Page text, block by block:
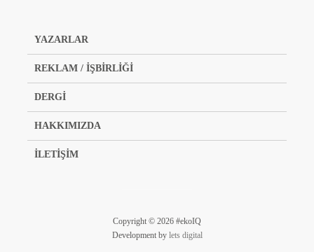
YAZARLAR
REKLAM / İŞBİRLİĞİ
DERGİ
HAKKIMIZDA
İLETİŞİM
Copyright © 2026 #ekoIQ
Development by lets digital